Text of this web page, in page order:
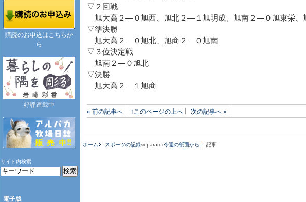
▽２回戦
旭大高２―０旭西、旭北２―１旭明成、旭南２―０旭東栄、
▽準決勝
旭大高２―０旭北、旭商２―０旭南
▽３位決定戦
旭南２―０旭北
▽決勝
旭大高２―１旭商
« 前の記事へ ↑このページの上へ 次の記事へ »
ホーム スポーツの記録separator今週の紙面から 記事
購読のお申込はこちらか
ら
好評連載中
サイト内検索
電子版